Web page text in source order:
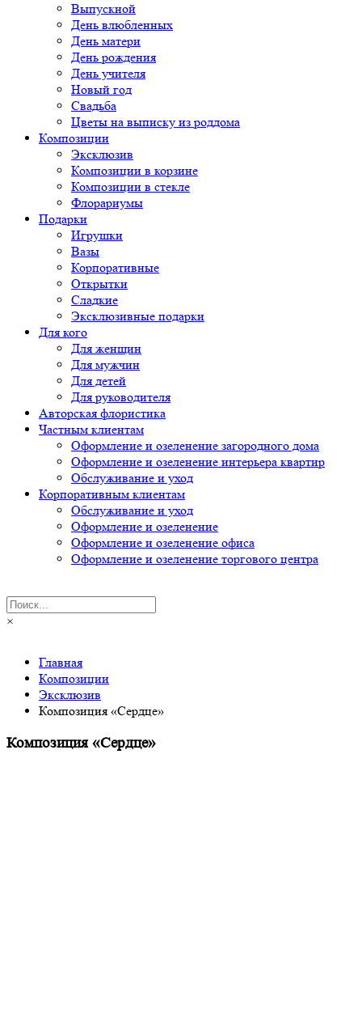
Выпускной
День влюбленных
День матери
День рождения
День учителя
Новый год
Свадьба
Цветы на выписку из роддома
Композиции
Эксклюзив
Композиции в корзине
Композиции в стекле
Флорариумы
Подарки
Игрушки
Вазы
Корпоративные
Открытки
Сладкие
Эксклюзивные подарки
Для кого
Для женщин
Для мужчин
Для детей
Для руководителя
Авторская флористика
Частным клиентам
Оформление и озеленение загородного дома
Оформление и озеленение интерьера квартир
Обслуживание и уход
Корпоративным клиентам
Обслуживание и уход
Оформление и озеленение
Оформление и озеленение офиса
Оформление и озеленение торгового центра
×
Главная
Композиции
Эксклюзив
Композиция «Сердце»
Композиция «Сердце»